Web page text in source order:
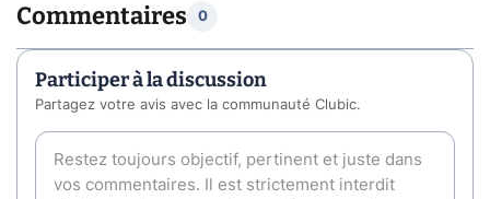
Commentaires 0
Participer à la discussion
Partagez votre avis avec la communauté Clubic.